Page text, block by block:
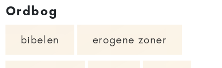
Ordbog
bibelen erogene zoner